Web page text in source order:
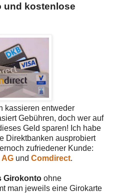
und kostenlose
kassieren entweder
Gebühren, doch wer auf
Geld sparen! Ich habe
Direktbanken ausprobiert
zufriedener Kunde:
und Comdirect.
Girokonto ohne
man jeweils eine Girokarte